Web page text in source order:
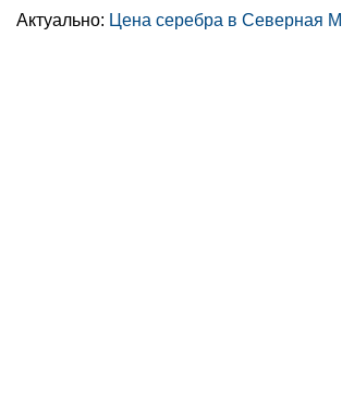
Актуально: Цена серебра в Северная